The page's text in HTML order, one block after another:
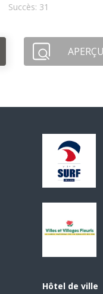
Succès: 31
APERÇU
Hôtel de ville